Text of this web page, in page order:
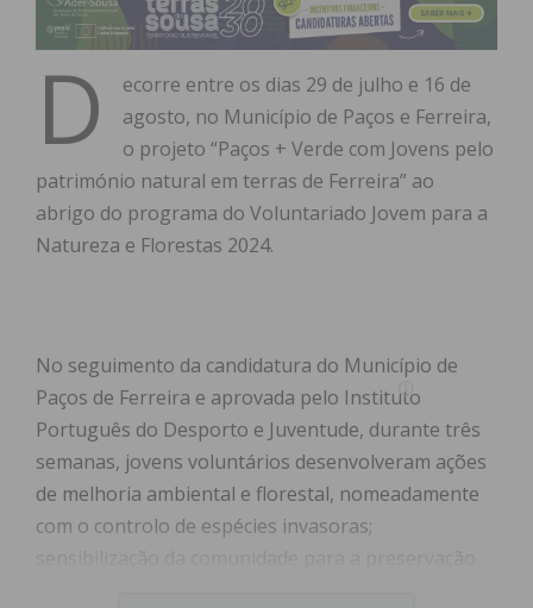
D
ecorre entre os dias 29 de julho e 16 de
agosto, no Município de Paços e Ferreira,
o projeto “Paços + Verde com Jovens pelo
património natural em terras de Ferreira” ao
abrigo do programa do Voluntariado Jovem para a
Natureza e Florestas 2024.
No seguimento da candidatura do Município de
Paços de Ferreira e aprovada pelo Instituto
Português do Desporto e Juventude, durante três
semanas, jovens voluntários desenvolveram ações
de melhoria ambiental e florestal, nomeadamente
com o controlo de espécies invasoras;